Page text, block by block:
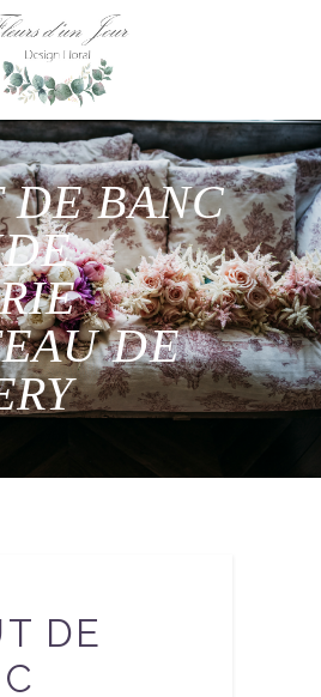
DE BANC
DE
DE